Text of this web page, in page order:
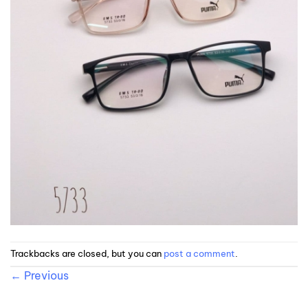
Trackbacks are closed, but you can post a comment
← Previous